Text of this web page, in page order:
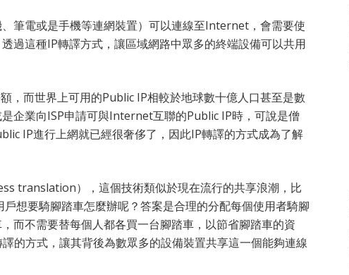
筆電或是手機等連網裝置）可以連線至Internet，會需要使
過這種IP轉譯方式，讓區域網路中眾多的終端設備可以共用
，而世界上可用的Public IP相較於地球數十億人口甚至是數
企業向ISP申請可與Internet互聯的Public IP時，可說是僧
IP進行上網就已經很奢侈了，因此IP轉譯的方式成為了解
translation），這個技術類似於現在流行的共享浪潮，比
想要騎腳踏車怎麼辦呢？答案是合理的分配每個使用者騎腳
而不需要替每個人都各買一台腳踏車，以節省腳踏車的資
的方式，讓其背後為數眾多的設備裝置共享這一個能夠連線